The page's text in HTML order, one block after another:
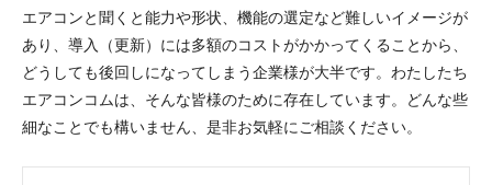
エアコンと聞くと能力や形状、機能の選定など難しいイメージが
あり、導入（更新）には多額のコストがかかってくることから、
どうしても後回しになってしまう企業様が大半です。わたしたち
エアコンコムは、そんな皆様のために存在しています。どんな些
細なことでも構いません、是非お気軽にご相談ください。